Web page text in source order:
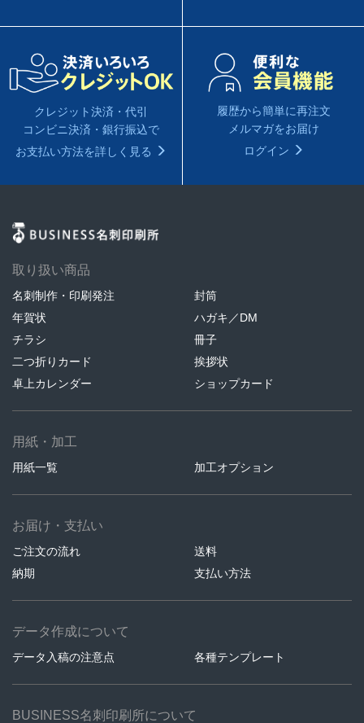
クレジット決済・代引
コンビニ決済・銀行振込で
お支払い方法を詳しく見る
履歴から簡単に再注文
メルマガをお届け
ログイン
取り扱い商品
名刺制作・印刷発注
封筒
年賀状
ハガキ／DM
チラシ
冊子
二つ折りカード
挨拶状
卓上カレンダー
ショップカード
用紙・加工
用紙一覧 加工オプション
お届け・支払い
ご注文の流れ
送料
納期
支払い方法
データ作成について
データ入稿の注意点 各種テンプレート
BUSINESS名刺印刷所について